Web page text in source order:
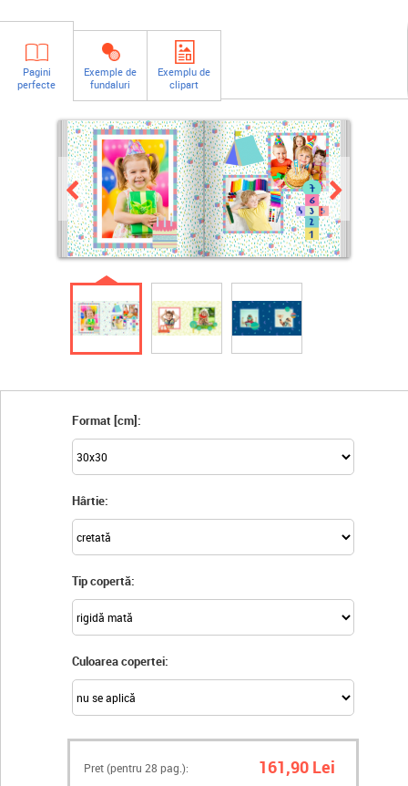
Pagini
perfecte
Exemple de
fundaluri
Exemplu de
clipart
Format [cm]:
Hârtie:
Tip copertă:
Culoarea copertei:
Pret (pentru 28 pag.): 161,90 Lei